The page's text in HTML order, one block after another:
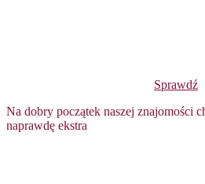
Sprawdź
Na dobry początek naszej znajomości
naprawdę ekstra